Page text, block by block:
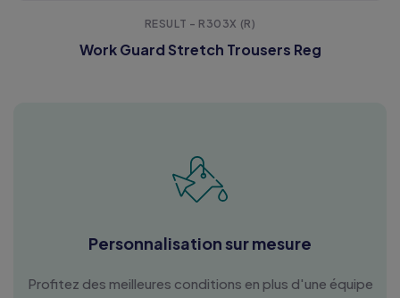
RESULT - R303X (R)
Work Guard Stretch Trousers Reg
Personnalisation sur mesure
Profitez des meilleures conditions en plus d'une équipe